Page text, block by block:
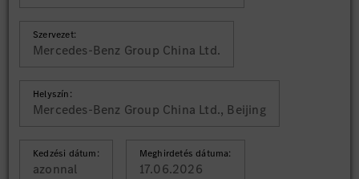
Szervezet:
Mercedes-Benz Group China Ltd.
Helyszín:
Mercedes-Benz Group China Ltd., Beijing
Kedzési dátum:
azonnal
Meghirdetés dátuma:
17.06.2026